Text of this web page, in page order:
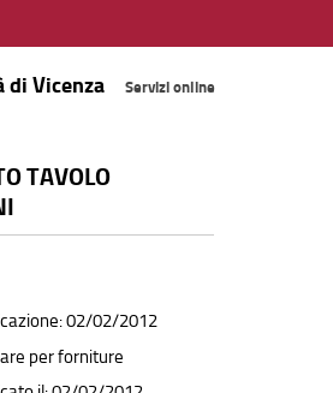
di Vicenza Servizi online
TAVOLO
02/02/2012
per forniture